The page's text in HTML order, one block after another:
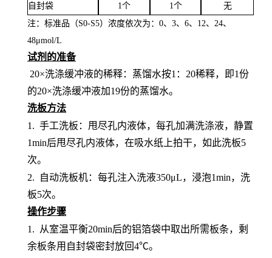
自封袋 1个 1个
无
注：标准品（S0-S5）浓度依次为： 0、3、6、12、24、
48μmol/L
试剂的准备
20×洗涤缓冲液的稀释：蒸馏水按1：20稀释，即1份
的20×洗涤缓冲液加19份的蒸馏水。
洗板方法
1. 手工洗板：甩尽孔内液体，每孔加满洗涤液，静置
1min后甩尽孔内液体，在吸水纸上拍干，如此洗板5
次。
2.
自动洗板机：每孔注入洗液350μL，浸泡1min，洗
板5次。
操作步骤
1.
从室温平衡20min后的铝箔袋中取出所需板条，剩
余板条用自封袋密封放回4℃。